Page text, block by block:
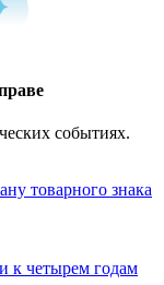
событиях.
товарного знака
к четырем годам